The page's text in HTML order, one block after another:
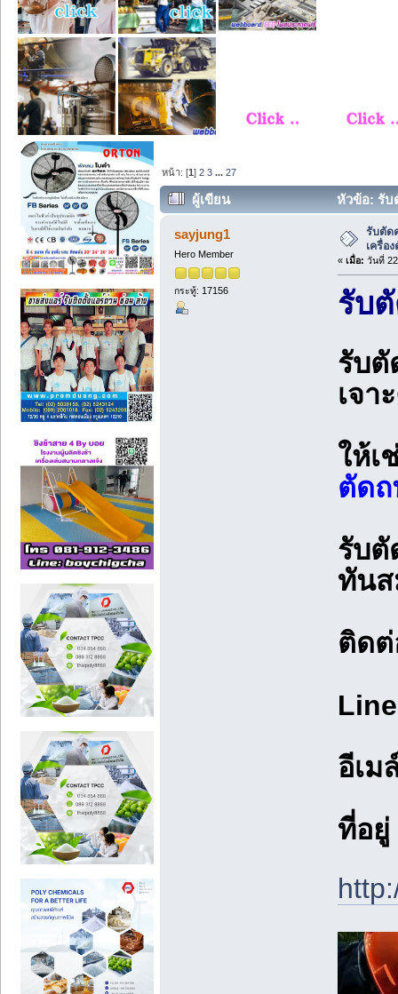
หน้า: [1]2 3 ...27
ผู้เขียน
หัวข้อ: รับ
(อ่าน 51833 ครั้ง)
sayjung1
Hero Member
กระทู้: 17156
รับตัด
เครื่อ
« เมื่อ: วันที่
รับ
รับตั
เจา
ให้เ
ตัด
รับตั
ทันส
ติด
อีเม
ที่อ